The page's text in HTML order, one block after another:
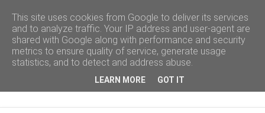
This site uses cookies from Google to deliver its services
and to analyze traffic. Your IP address and user-agent are
shared with Google along with performance and security
metrics to ensure quality of service, generate usage
statistics, and to detect and address abuse.
LEARN MORE GOT IT